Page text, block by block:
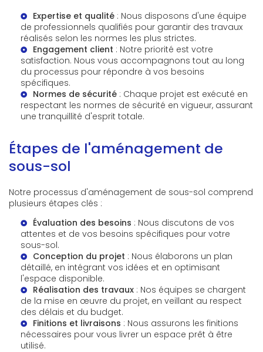
Expertise et qualité : Nous disposons d'une équipe
de professionnels qualifiés pour garantir des travaux
réalisés selon les normes les plus strictes.
Engagement client : Notre priorité est votre
satisfaction. Nous vous accompagnons tout au long
du processus pour répondre à vos besoins
spécifiques.
Normes de sécurité : Chaque projet est exécuté en
respectant les normes de sécurité en vigueur, assurant
une tranquillité d'esprit totale.
Étapes de l'aménagement de
sous-sol
Notre processus d'aménagement de sous-sol comprend
plusieurs étapes clés :
Évaluation des besoins : Nous discutons de vos
attentes et de vos besoins spécifiques pour votre
sous-sol.
Conception du projet : Nous élaborons un plan
détaillé, en intégrant vos idées et en optimisant
l'espace disponible.
Réalisation des travaux : Nos équipes se chargent
de la mise en œuvre du projet, en veillant au respect
des délais et du budget.
Finitions et livraisons : Nous assurons les finitions
nécessaires pour vous livrer un espace prêt à être
utilisé.